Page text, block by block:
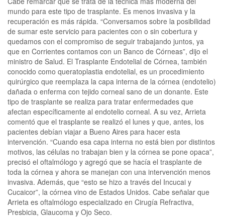
mundo para este tipo de trasplante. Es menos invasiva y la
recuperación es más rápida. “Conversamos sobre la posibilidad
de sumar este servicio para pacientes con o sin cobertura y
quedamos con el compromiso de seguir trabajando juntos, ya
que en Corrientes contamos con un Banco de Córneas”, dijo el
ministro de Salud. El Trasplante Endotelial de Córnea, también
conocido como queratoplastia endotelial, es un procedimiento
quirúrgico que reemplaza la capa interna de la córnea (endotelio)
dañada o enferma con tejido corneal sano de un donante. Este
tipo de trasplante se realiza para tratar enfermedades que
afectan específicamente al endotelio corneal. A su vez, Arrieta
comentó que el trasplante se realizó el lunes y que, antes, los
pacientes debían viajar a Bueno Aires para hacer esta
intervención. “Cuando esa capa interna no está bien por distintos
motivos, las células no trabajan bien y la córnea se pone opaca”,
precisó el oftalmólogo y agregó que se hacía el trasplante de
toda la córnea y ahora se manejan con una intervención menos
invasiva. Además, que “esto se hizo a través del Incucai y
Cucaicor”, la córnea vino de Estados Unidos. Cabe señalar que
Arrieta es oftalmólogo especializado en Cirugía Refractiva,
Presbicia, Glaucoma y Ojo Seco.